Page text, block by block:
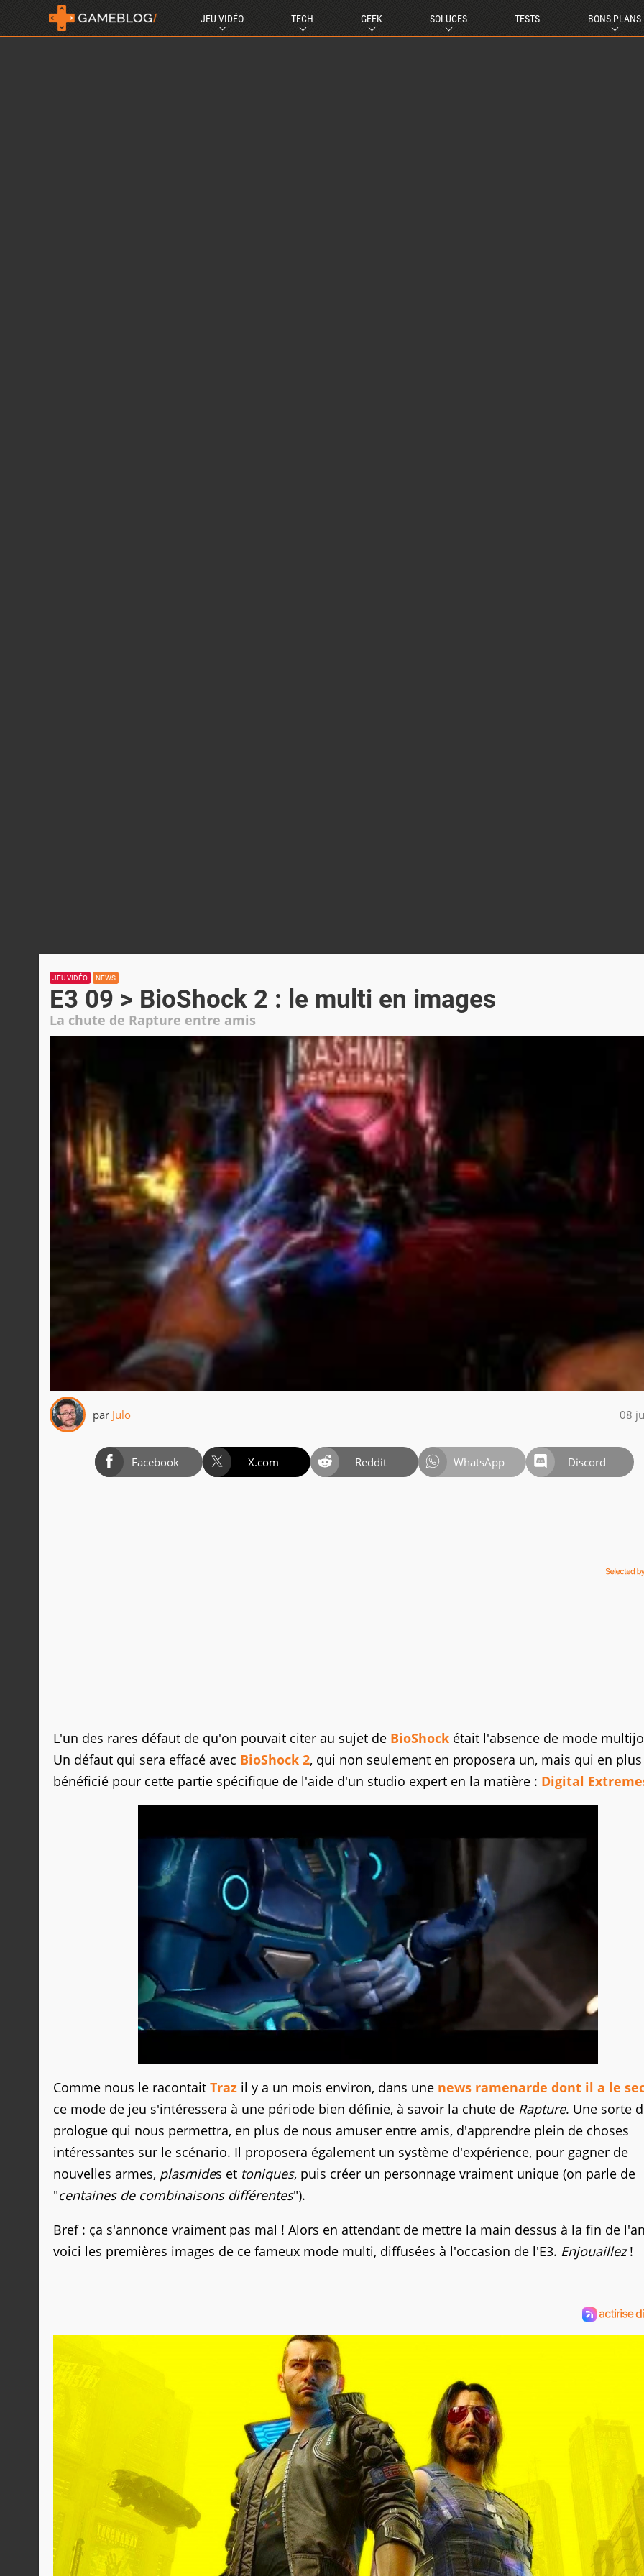
JEU VIDÉO TECH GEEK SOLUCES TESTS BONS PLANS
JEU VIDÉO NEWS
E3 09 > BioShock 2 : le multi en images
La chute de Rapture entre amis
par Julo 08
Facebook X.com Reddit WhatsApp Discord
L'un des rares défaut de qu'on pouvait citer au sujet de BioShock était l'absence de mode
Un défaut qui sera effacé avec BioShock 2, qui non seulement en proposera un, mais qui en plus
bénéficié pour cette partie spécifique de l'aide d'un studio expert en la matière : Digital
Comme nous le racontait Traz il y a un mois environ, dans une news ramenarde dont il a le
ce mode de jeu s'intéressera à une période bien définie, à savoir la chute de Rapture. Une sorte
prologue qui nous permettra, en plus de nous amuser entre amis, d'apprendre plein de choses
intéressantes sur le scénario. Il proposera également un système d'expérience, pour gagner de
nouvelles armes, plasmides et toniques, puis créer un personnage vraiment unique (on parle de
"centaines de combinaisons différentes").
Bref : ça s'annonce vraiment pas mal ! Alors en attendant de mettre la main dessus à la fin de
voici les premières images de ce fameux mode multi, diffusées à l'occasion de l'E3. Enjouaillez!